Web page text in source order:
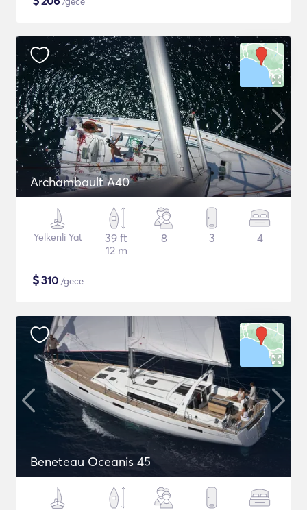
Archambault A40
Yelkenli Yat
39 ft
12 m
8 3 4
$310 /gece
Beneteau Oceanis 45